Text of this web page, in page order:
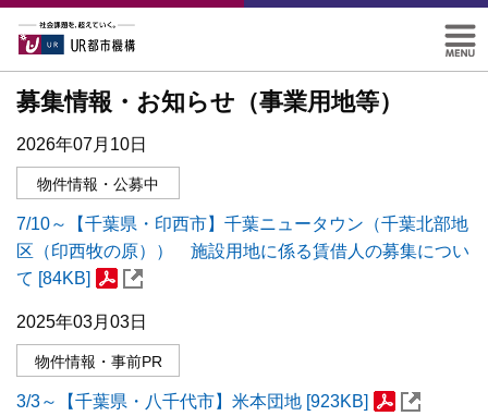
募集情報・お知らせ（事業用地等）
2026年07月10日
物件情報・公募中
7/10～【千葉県・印西市】千葉ニュータウン（千葉北部地
区（印西牧の原）） 施設用地に係る賃借人の募集につい
て [84KB]
2025年03月03日
物件情報・事前PR
3/3～【千葉県・八千代市】米本団地 [923KB]